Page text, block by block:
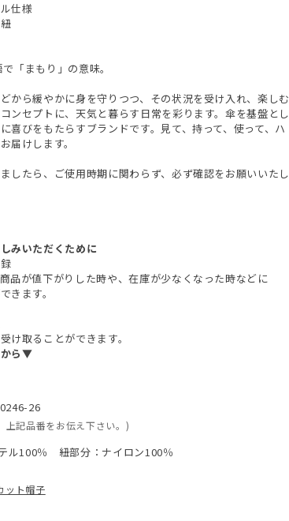
仕様
「まもり」の意味。
から緩やかに身を守りつつ、その状況を受け入れ、楽しむ
ンセプトに、天気と暮らす日常を彩ります。傘を基盤とし
喜びをもたらすブランドです。見て、持って、使って、ハ
届けします。
したら、ご使用時期に関わらず、必ず確認をお願いいたし
みいただくために
品が値下がりした時や、在庫が少なくなった時などに
きます。
け取ることができます。
から▼
26
上記品番をお伝え下さい。)
ル100％ 紐部分：ナイロン100％
ット帽子